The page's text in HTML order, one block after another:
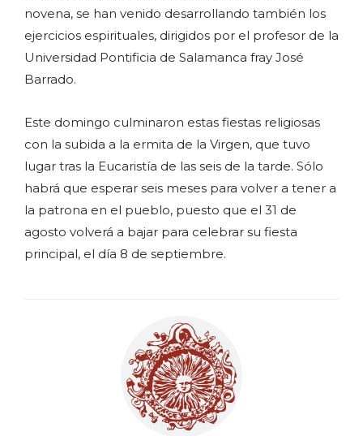
novena, se han venido desarrollando también los
ejercicios espirituales, dirigidos por el profesor de la
Universidad Pontificia de Salamanca fray José
Barrado.
Este domingo culminaron estas fiestas religiosas
con la subida a la ermita de la Virgen, que tuvo
lugar tras la Eucaristía de las seis de la tarde. Sólo
habrá que esperar seis meses para volver a tener a
la patrona en el pueblo, puesto que el 31 de
agosto volverá a bajar para celebrar su fiesta
principal, el día 8 de septiembre.